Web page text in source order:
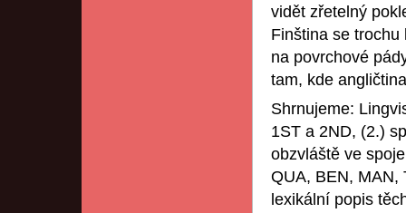
vidět zřetelný
Finština se
na povrchové
tam, kde
Shrnujeme:
1ST a 2ND, (2.)
obzvláště ve
QUA, BEN, MAN,
lexikální popis